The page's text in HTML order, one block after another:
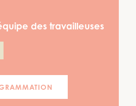
des travailleuses